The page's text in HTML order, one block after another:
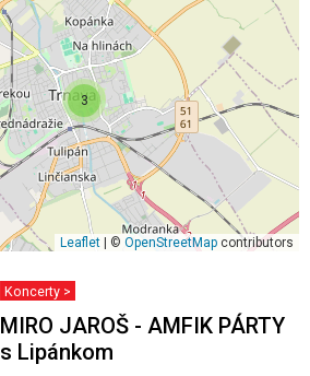
3
Leaflet | © OpenStreetMap contributors
Koncerty >
MIRO JAROŠ - AMFIK PÁRTY
s Lipánkom